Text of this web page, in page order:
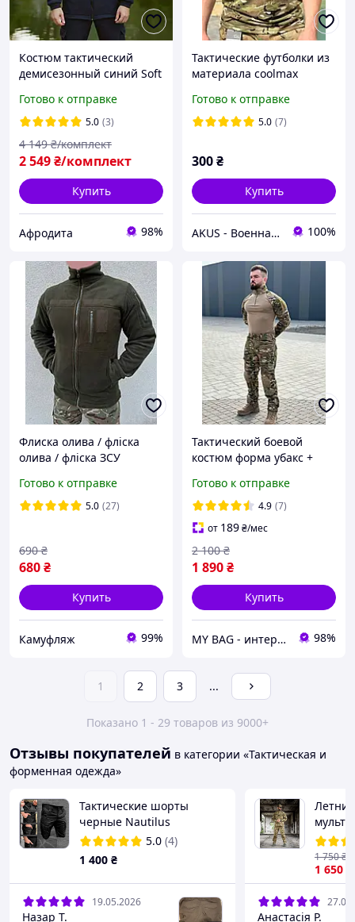
Костюм тактический
демисезонный синий Soft
непромокаемый на флисе
Готово к отправке
5.0 (3)
2 549₴/комплект
4 149 ₴/комплект
Купить
Афродита 98%
Тактические футболки из
материала coolmax
Готово к отправке
5.0 (7)
300₴
Купить
AKUS - Военная одежда и амуниция 100%
Флиска олива / фліска
олива / фліска ЗСУ
Готово к отправке
5.0 (27)
680₴
690 ₴
Купить
Камуфляж 99%
Тактический боевой
костюм форма убакс +
мультикам HAN WILD G2
летняя военная форма
Готово к отправке
4.9 (7)
от 189₴/мес
1 890₴
2 100 ₴
Купить
MY BAG - интернет магазин сумок, чемоданов и аксессуаров 98%
1 2 3 ...
Показано 1 - 29 товаров из 9000+
Отзывы покупателей в категории «Тактическая и
форменная одежда»
Тактические шорты
черные Nautilus
5.0 (4)
1 400 ₴
19.05.2026
Назар Т.
форма
1 650
1 750₴
Анастасія Р.